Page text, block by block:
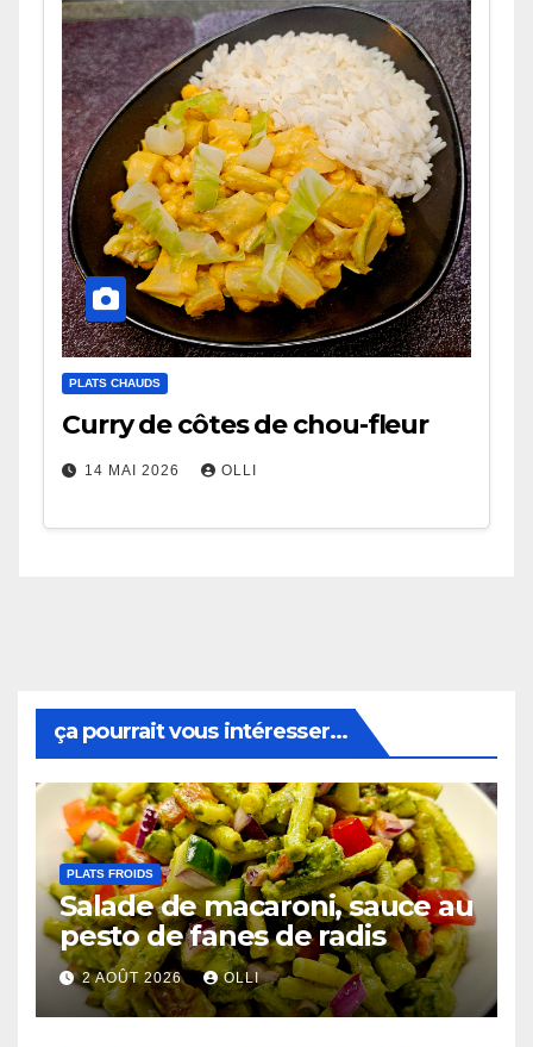
PLATS CHAUDS
Curry de côtes de chou-fleur
14 MAI 2026 OLLI
ça pourrait vous intéresser...
PLATS FROIDS
Salade de macaroni, sauce au
pesto de fanes de radis
2 AOÛT 2026 OLLI